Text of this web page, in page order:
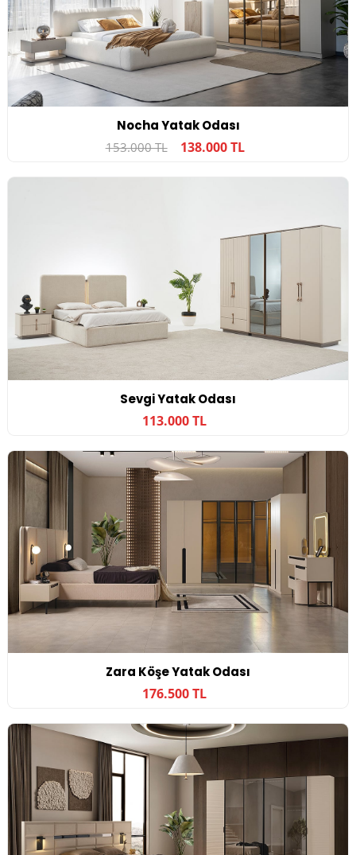
Nocha Yatak Odası
153.000 TL 138.000 TL
Sevgi Yatak Odası
113.000 TL
Zara Köşe Yatak Odası
176.500 TL